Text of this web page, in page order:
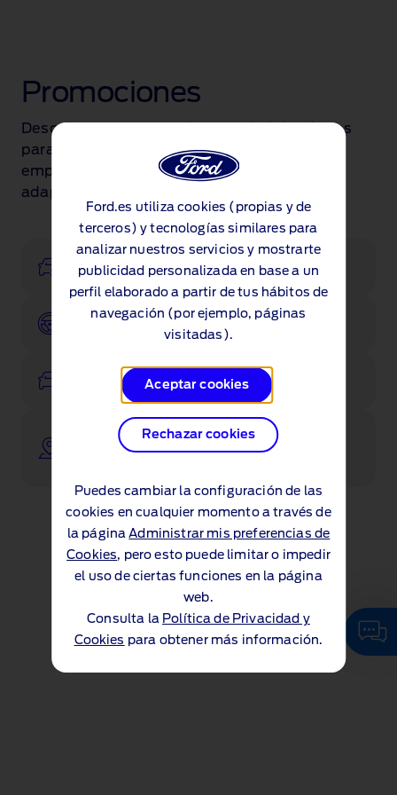
Ford.es utiliza cookies (propias y de
terceros) y tecnologías similares para
analizar nuestros servicios y mostrarte
publicidad personalizada en base a un
perfil elaborado a partir de tus hábitos de
navegación (por ejemplo, páginas
visitadas).
Aceptar cookies
Rechazar cookies
Puedes cambiar la configuración de las
cookies en cualquier momento a través de
la páginaAdministrar mis preferencias de
Cookies, pero esto puede limitar o impedir
el uso de ciertas funciones en la página
web.
Consulta la Política de Privacidad y
Cookies para obtener más información.
Promociones
Descubre nuestra amplia variedad de ofertas
para turismos, comerciales y
empresas. Encuentra el Ford que mejor se
adapte a ti.
Configurador
Pruébalo
Ver existencias
Ponte en contacto con uno de nuestros
concesionarios